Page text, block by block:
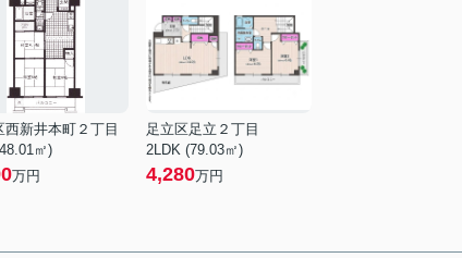
西新井本町２丁目
㎡)
万円
足立区足立２丁目
2LDK (79.03㎡)
4,280万円